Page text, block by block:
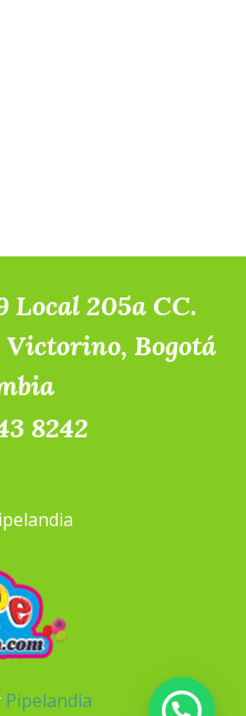
Local 205a CC.
Bogotá
8242
Pipelandia